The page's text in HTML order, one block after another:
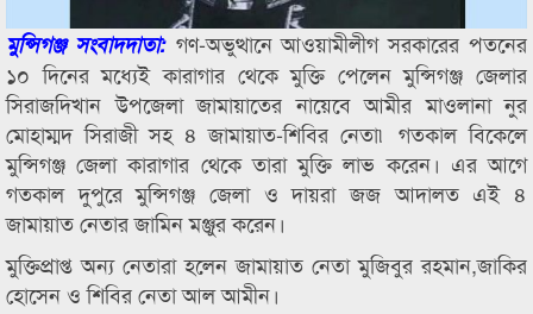
মুন্সিগঞ্জ সংবাদদাতা:গণ-অভুত্থানে আওয়ামীলীগ সরকারের পতনের
১০ দিনের মধ্যেই কারাগার থেকে মুক্তি পেলেন মুন্সিগঞ্জ জেলার
সিরাজদিখান উপজেলা জামায়াতের নায়েবে আমীর মাওলানা নুর
মোহাম্মদ সিরাজী সহ ৪ জামায়াত-শিবির নেতা৷ গতকাল বিকেলে
মুন্সিগঞ্জ জেলা কারাগার থেকে তারা মুক্তি লাভ করেন। এর আগে
গতকাল দুপুরে মুন্সিগঞ্জ জেলা ও দায়রা জজ আদালত এই ৪
জামায়াত নেতার জামিন মঞ্জুর করেন।
মুক্তিপ্রাপ্ত অন্য নেতারা হলেন জামায়াত নেতা মুজিবুর রহমান,জাকির
হোসেন ও শিবির নেতা আল আমীন।